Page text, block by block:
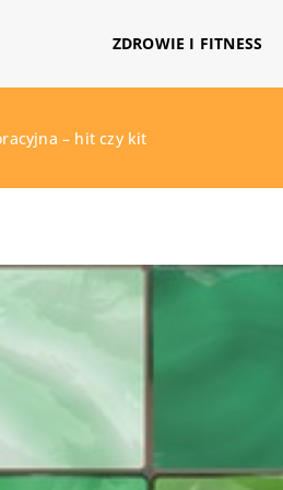
ZDROWIE I FITNESS
– hit czy kit